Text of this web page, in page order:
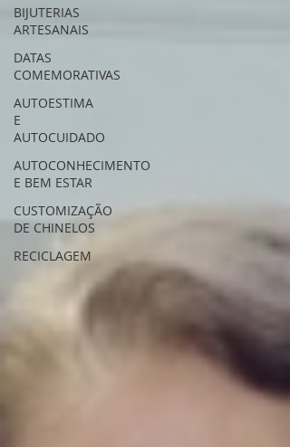
BIJUTERIAS
ARTESANAIS
DATAS
COMEMORATIVAS
AUTOESTIMA
E
AUTOCUIDADO
AUTOCONHECIMENTO
E BEM ESTAR
CUSTOMIZAÇÃO
DE CHINELOS
RECICLAGEM